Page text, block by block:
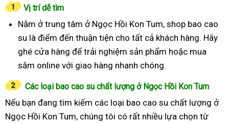
Vị trí dễ tìm
Nằm ở trung tâm ở Ngọc Hồi Kon Tum, shop bao cao
su là điểm đến thuận tiện cho tất cả khách hàng. Hãy
ghé cửa hàng để trải nghiệm sản phẩm hoặc mua
sắm online với giao hàng nhanh chóng.
Các loại bao cao su chất lượng ở Ngọc Hồi Kon Tum
Nếu bạn đang tìm kiếm các loại bao cao su chất lượng ở
Ngọc Hồi Kon Tum, chúng tôi có rất nhiều lựa chọn từ